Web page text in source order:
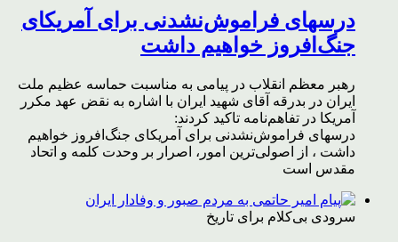
درسهای فراموش‌نشدنی برای آمریکای
جنگ‌افروز خواهیم داشت
رهبر معظم انقلاب در پیامی به مناسبت حماسه عظیم ملت
ایران در بدرقه آقای شهید ایران با اشاره به نقض عهد مکرر
آمریکا در تفاهم‌نامه تاکید کردند:
درسهای فراموش‌نشدنی برای آمریکای جنگ‌افروز خواهیم
داشت ، از اصولی‌ترین امور، اصرار بر وحدت کلمه و اتحاد
مقدس است
سرودی بی‌کلام برای تاریخ